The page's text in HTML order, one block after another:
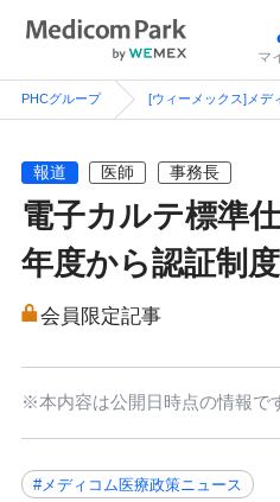
マ
PHCグループ [ウィーメックス]メデ
報道 医師 事務長
電子カルテ標準
年度から認証制
会員限定記事
※本内容は公開日時点の情報で
#メディコム医療政策ニュース